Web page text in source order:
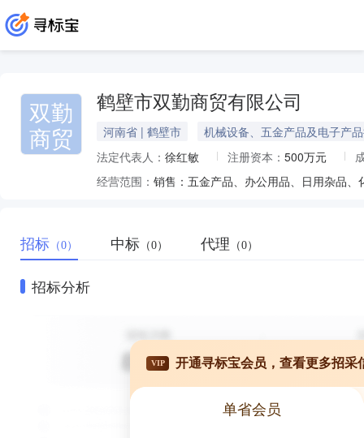
双勤
商贸
鹤壁市双勤商贸有限公司
河南省 | 鹤壁市
机械设备、五金产品及电子产
法定代表人： 徐红敏 注册资本： 500万元
经营范围：
招标 （0） 中标 （0） 代理 （0）
招标分析
VIP 开通寻标宝会员，查看更多招采
单省会员